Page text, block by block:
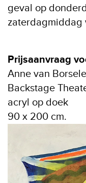
geval op
zaterdagmiddag
Prijsaanvraag
Anne van
Backstage
acryl op doek
90 x 200 cm.